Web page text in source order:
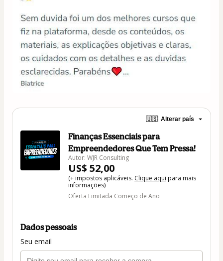
🇺🇸 Alterar país
Finanças Essenciais para
Empreendedores Que Tem Pressa!
Autor: WJR Consulting
US$ 52,00
(+ impostos aplicáveis. Clique aqui para mais
informações)
Oferta Limitada Começo de Ano
Dados pessoais
Seu email